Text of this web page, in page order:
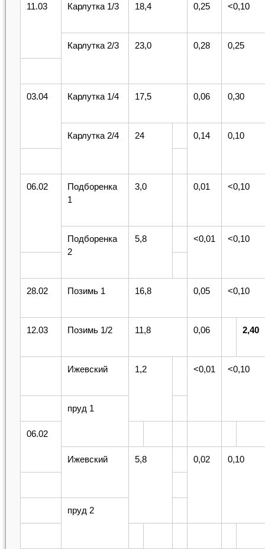
11.03 Карлутка 1/3 18,4 0,25 <0,10
Карлутка 2/3 23,0 0,28 0,25
03.04 Карлутка 1/4 17,5 0,06 0,30
Карлутка 2/4 24 0,14 0,10
06.02
Подборенка
1
3,0 0,01 <0,10
Подборенка
2
5,8 <0,01 <0,10
28.02 Позимь 1 16,8 0,05 <0,10
12.03 Позимь 1/2 11,8 0,06 2,40
Ижевский 1,2 <0,01 <0,10
пруд 1
06.02
Ижевский 5,8 0,02 0,10
пруд 2